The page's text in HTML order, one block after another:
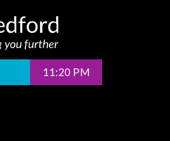
11:20 PM